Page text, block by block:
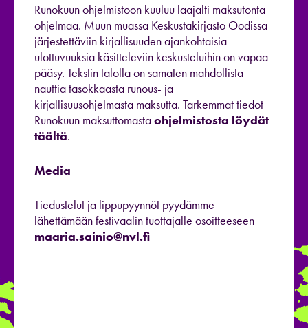
Runokuun ohjelmistoon kuuluu laajalti maksutonta
ohjelmaa. Muun muassa Keskustakirjasto Oodissa
järjestettäviin kirjallisuuden ajankohtaisia
ulottuvuuksia käsitteleviin keskusteluihin on vapaa
pääsy. Tekstin talolla on samaten mahdollista
nauttia tasokkaasta runous- ja
kirjallisuusohjelmasta maksutta. Tarkemmat tiedot
Runokuun maksuttomastaohjelmistosta löydät
täältä.
Media
Tiedustelut ja lippupyynnöt pyydämme
lähettämään festivaalin tuottajalle osoitteeseen
maaria.sainio@nvl.fi